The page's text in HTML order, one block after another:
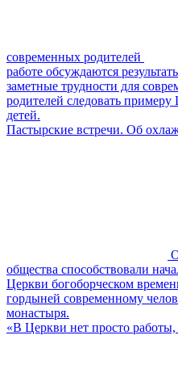
современных родителей
работе обсуждаются
заметные трудности для
родителей следовать
детей.
Пастырские встречи. Об
общества способствовали
Церкви богоборческом
гордыней современному
монастыря.
«В Церкви нет просто работы,